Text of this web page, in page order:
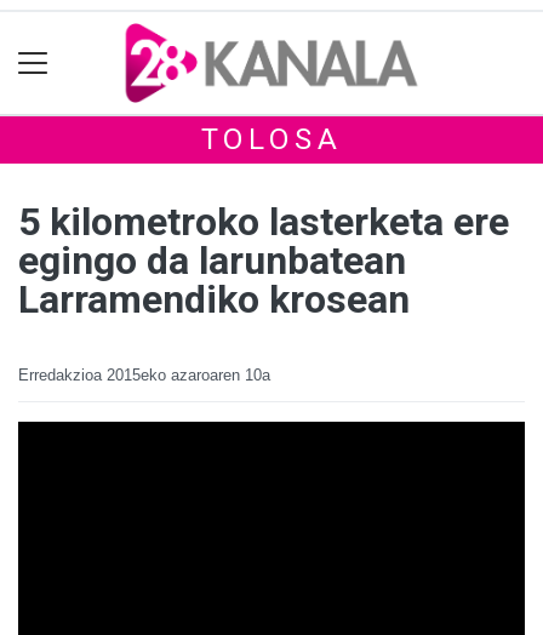
TOLOSA
5 kilometroko lasterketa ere
egingo da larunbatean
Larramendiko krosean
Erredakzioa 2015eko azaroaren 10a